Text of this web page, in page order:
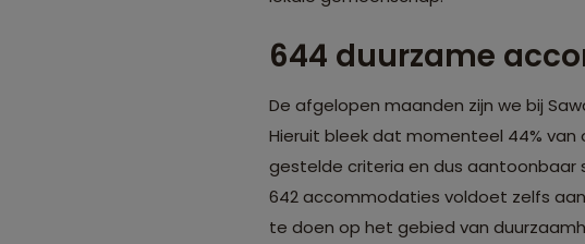
644 duurzame
De afgelopen maanden zijn we bij
Hieruit bleek dat momenteel 44%
gestelde criteria en dus aantoonbaar
642 accommodaties voldoet zelfs
te doen op het gebied van